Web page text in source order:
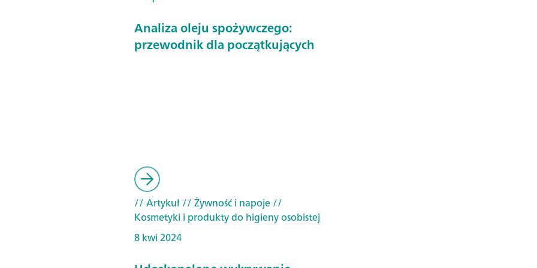
Analiza oleju spożywczego:
przewodnik dla początkujących
// Artykuł// Żywność i napoje//
Kosmetyki i produkty do higieny osobistej
8 kwi 2024